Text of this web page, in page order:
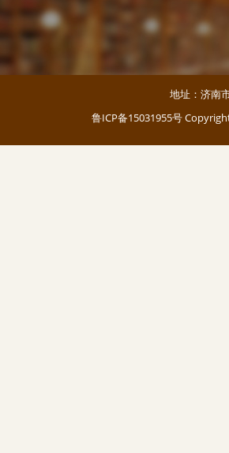
地址：济南
鲁ICP备15031955号